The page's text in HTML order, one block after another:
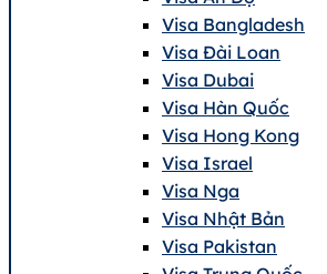
Visa Bangladesh
Visa Đài Loan
Visa Dubai
Visa Hàn Quốc
Visa Hong Kong
Visa Israel
Visa Nga
Visa Nhật Bản
Visa Pakistan